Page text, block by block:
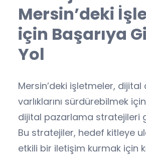
Mersin’deki
için Başarıya
Yol
Mersin’deki işletmeler,
varlıklarını sürdürebilmek
dijital pazarlama stratejileri
Bu stratejiler, hedef kitleye
etkili bir iletişim kurmak için